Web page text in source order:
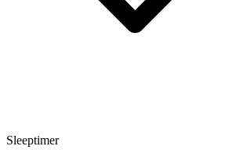
Sleeptimer